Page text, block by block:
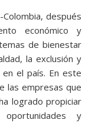
después
económico y
de bienestar
la exclusión y
el país. En este
las empresas que
logrado propiciar
y